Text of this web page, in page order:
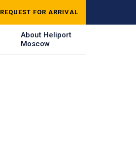
REQUEST FOR ARRIVAL
About Heliport
Moscow